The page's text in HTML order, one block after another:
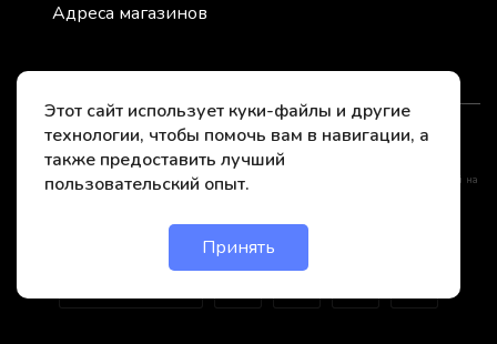
Адреса магазинов
2026 © СуперВольт - заряжено энергией
*Instagram принадлежит компании Meta, признанной нежелательной организацией на
Этот сайт использует куки-файлы и другие
технологии, чтобы помочь вам в навигации, а
также предоставить лучший
пользовательский опыт.
Принять